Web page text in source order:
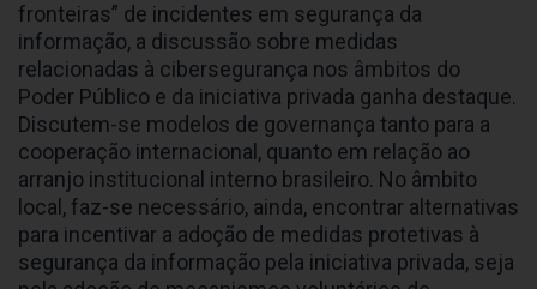
fronteiras” de incidentes em segurança da
informação, a discussão sobre medidas
relacionadas à cibersegurança nos âmbitos do
Poder Público e da iniciativa privada ganha destaque.
Discutem-se modelos de governança tanto para a
cooperação internacional, quanto em relação ao
arranjo institucional interno brasileiro. No âmbito
local, faz-se necessário, ainda, encontrar alternativas
para incentivar a adoção de medidas protetivas à
segurança da informação pela iniciativa privada, seja